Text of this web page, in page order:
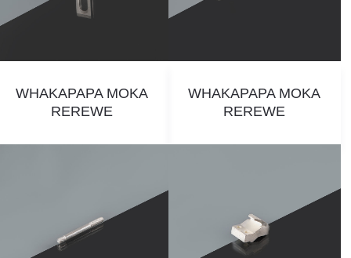
WHAKAPAPA MOKA
REREWE
WHAKAPAPA MOKA
REREWE